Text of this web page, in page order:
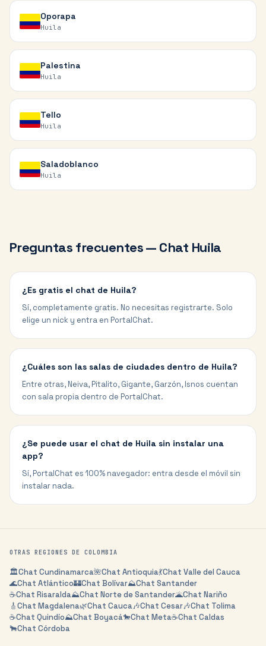
Oporapa
Huila
Palestina
Huila
Tello
Huila
Saladoblanco
Huila
Preguntas frecuentes — Chat Huila
¿Es gratis el chat de Huila?
Sí, completamente gratis. No necesitas registrarte. Solo
elige un nick y entra en PortalChat.
¿Cuáles son las salas de ciudades dentro de Huila?
Entre otras, Neiva, Pitalito, Gigante, Garzón, Isnos cuentan
con sala propia dentro de PortalChat.
¿Se puede usar el chat de Huila sin instalar una
app?
Sí, PortalChat es 100% navegador: entra desde el móvil sin
instalar nada.
OTRAS REGIONES DE COLOMBIA
🏛️Chat Cundinamarca🌺Chat Antioquia💃Chat Valle del Cauca
🌊Chat Atlántico🏰Chat Bolívar⛰️Chat Santander
☕Chat Risaralda⛰️Chat Norte de Santander🌋Chat Nariño
🎸Chat Magdalena🌿Chat Cauca🎶Chat Cesar🎶Chat Tolima
☕Chat Quindío⛰️Chat Boyacá🐎Chat Meta☕Chat Caldas
🐂Chat Córdoba